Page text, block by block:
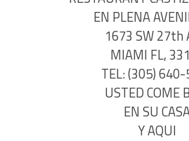
EN PLENA
1673 SW 27th
MIAMI FL,
TEL: (305)
USTED COME
EN SU
Y AQUI